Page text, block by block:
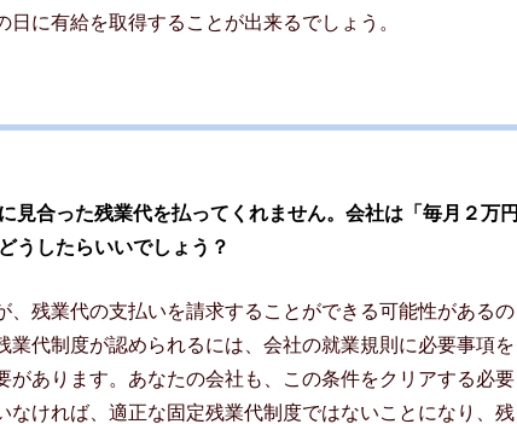
に有給を取得することが出来るでしょう。
見合った残業代を払ってくれません。会社は「毎月２万円
うしたらいいでしょう？
、残業代の支払いを請求することができる可能性があるの
業代制度が認められるには、会社の就業規則に必要事項を
があります。あなたの会社も、この条件をクリアする必要
なければ、適正な固定残業代制度ではないことになり、残